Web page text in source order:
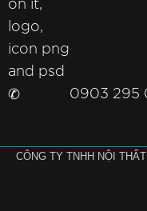
✆ 0903 295
CÔNG TY TNHH NỘI